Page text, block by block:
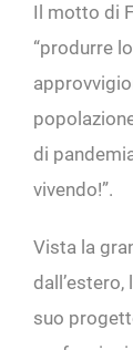
Il motto di
“produrre
di
vivendo!”.
Vista la
dall’estero,
suo